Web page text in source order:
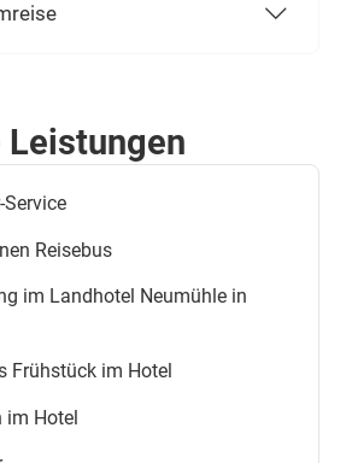
Leistungen
Service
Reisebus
im Landhotel Neumühle in
Frühstück im Hotel
im Hotel